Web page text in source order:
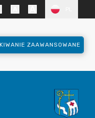
ZAAWANSOWANE